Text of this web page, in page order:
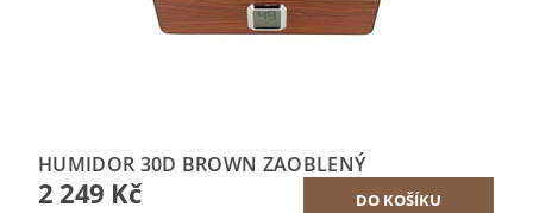
HUMIDOR 30D BROWN ZAOBLENÝ
2 249 Kč